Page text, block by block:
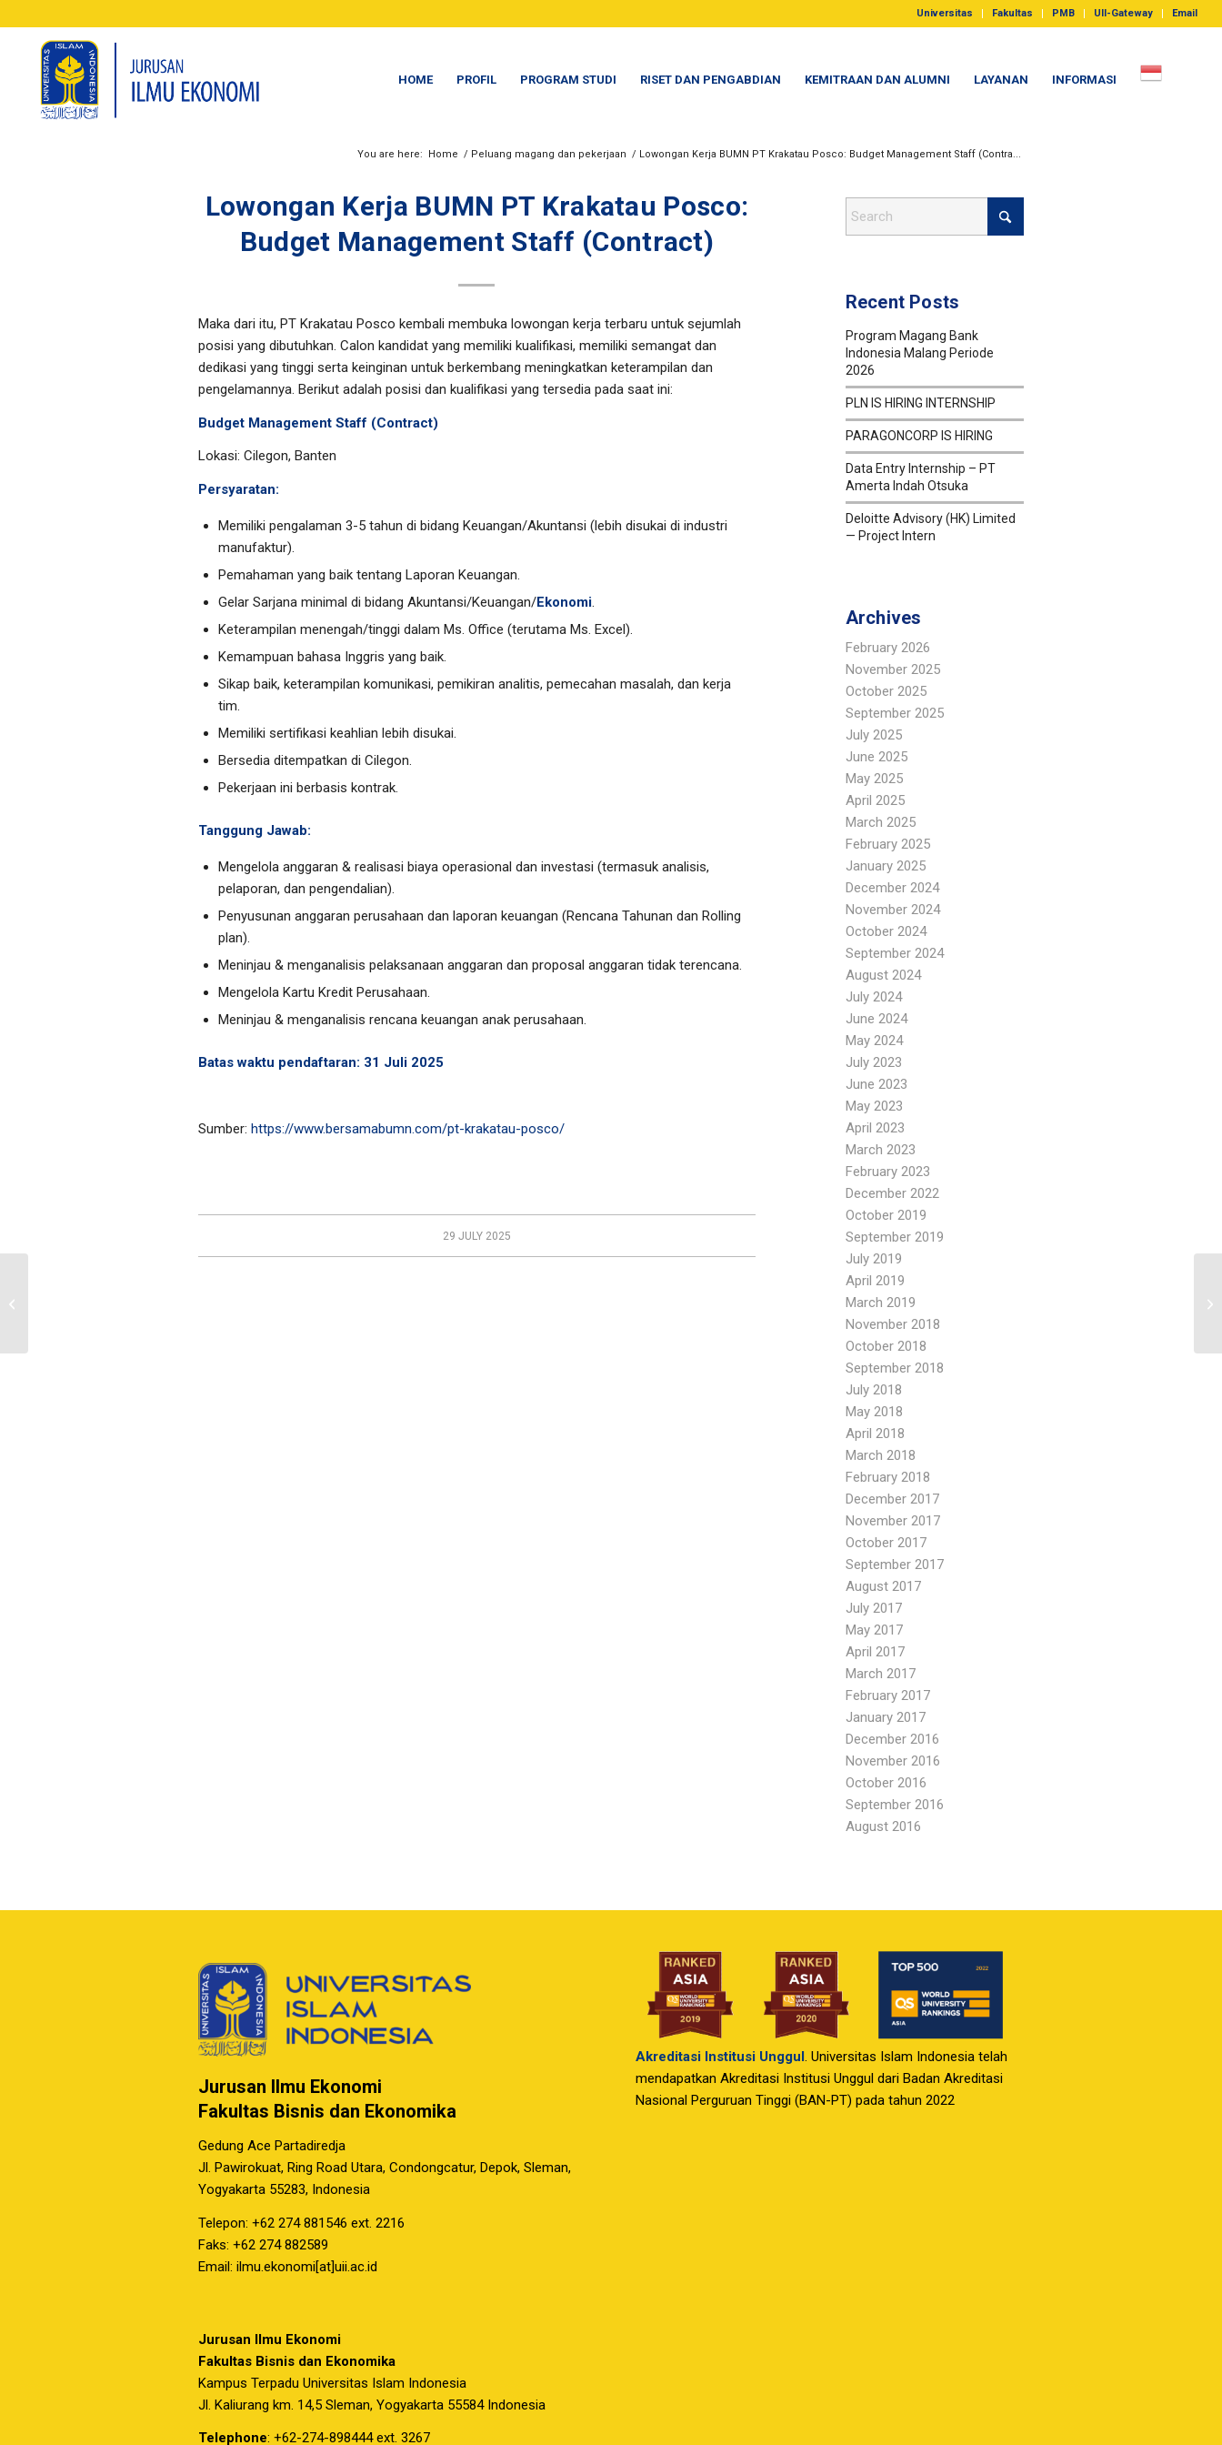
Universitas Fakultas PMB UII-Gateway Email
HOME PROFIL PROGRAM STUDI RISET DAN PENGABDIAN KEMITRAAN DAN ALUMNI LAYANAN INFORMASI
You are here: Home / Peluang magang dan pekerjaan / Lowongan Kerja BUMN PT Krakatau Posco: Budget Management Staff (Contra...
Lowongan Kerja BUMN PT Krakatau Posco:
Budget Management Staff (Contract)
Maka dari itu, PT Krakatau Posco kembali membuka lowongan kerja terbaru untuk sejumlah
posisi yang dibutuhkan. Calon kandidat yang memiliki kualifikasi, memiliki semangat dan
dedikasi yang tinggi serta keinginan untuk berkembang meningkatkan keterampilan dan
pengelamannya. Berikut adalah posisi dan kualifikasi yang tersedia pada saat ini:
Budget Management Staff (Contract)
Lokasi: Cilegon, Banten
Persyaratan:
Memiliki pengalaman 3-5 tahun di bidang Keuangan/Akuntansi (lebih disukai di industri
manufaktur).
Pemahaman yang baik tentang Laporan Keuangan.
Gelar Sarjana minimal di bidang Akuntansi/Keuangan/Ekonomi.
Keterampilan menengah/tinggi dalam Ms. Office (terutama Ms. Excel).
Kemampuan bahasa Inggris yang baik.
Sikap baik, keterampilan komunikasi, pemikiran analitis, pemecahan masalah, dan kerja
tim.
Memiliki sertifikasi keahlian lebih disukai.
Bersedia ditempatkan di Cilegon.
Pekerjaan ini berbasis kontrak.
Tanggung Jawab:
Mengelola anggaran & realisasi biaya operasional dan investasi (termasuk analisis,
pelaporan, dan pengendalian).
Penyusunan anggaran perusahaan dan laporan keuangan (Rencana Tahunan dan Rolling
plan).
Meninjau & menganalisis pelaksanaan anggaran dan proposal anggaran tidak terencana.
Mengelola Kartu Kredit Perusahaan.
Meninjau & menganalisis rencana keuangan anak perusahaan.
Batas waktu pendaftaran: 31 Juli 2025
Sumber: https://www.bersamabumn.com/pt-krakatau-posco/
29 JULY 2025
Recent Posts
Program Magang Bank
Indonesia Malang Periode
2026
PLN IS HIRING INTERNSHIP
PARAGONCORP IS HIRING
Data Entry Internship – PT
Amerta Indah Otsuka
Deloitte Advisory (HK) Limited
— Project Intern
Archives
February 2026
November 2025
October 2025
September 2025
July 2025
June 2025
May 2025
April 2025
March 2025
February 2025
January 2025
December 2024
November 2024
October 2024
September 2024
August 2024
July 2024
June 2024
May 2024
July 2023
June 2023
May 2023
April 2023
March 2023
February 2023
December 2022
October 2019
September 2019
July 2019
April 2019
March 2019
November 2018
October 2018
September 2018
July 2018
May 2018
April 2018
March 2018
February 2018
December 2017
November 2017
October 2017
September 2017
August 2017
July 2017
May 2017
April 2017
March 2017
February 2017
January 2017
December 2016
November 2016
October 2016
September 2016
August 2016
Jurusan Ilmu Ekonomi
Fakultas Bisnis dan Ekonomika
Gedung Ace Partadiredja
Jl. Pawirokuat, Ring Road Utara, Condongcatur, Depok, Sleman,
Yogyakarta 55283, Indonesia
Telepon: +62 274 881546 ext. 2216
Faks: +62 274 882589
Email: ilmu.ekonomi[at]uii.ac.id
Jurusan Ilmu Ekonomi
Fakultas Bisnis dan Ekonomika
Kampus Terpadu Universitas Islam Indonesia
Jl. Kaliurang km. 14,5 Sleman, Yogyakarta 55584 Indonesia
Telephone: +62-274-898444 ext. 3267
Akreditasi Institusi Unggul. Universitas Islam Indonesia telah
mendapatkan Akreditasi Institusi Unggul dari Badan Akreditasi
Nasional Perguruan Tinggi (BAN-PT) pada tahun 2022